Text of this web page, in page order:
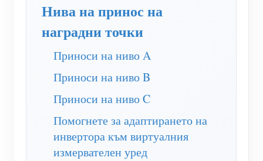
Приложения
Енергиен монитор на слънчева фотоволтаична
система
Монитор за потребление на електроенергия
Система за управление на фотоволтаични
нагреватели
Магазин
Ресурси
Бърз старт на продукта
Документ
Обучително видео
Общност
Разработчик
Разгледайте
Контакт
Нива на принос на
наградни точки
Приноси на ниво A
Приноси на ниво B
Приноси на ниво C
Помогнете за адаптирането на
инвертора към виртуалния
измервателен уред